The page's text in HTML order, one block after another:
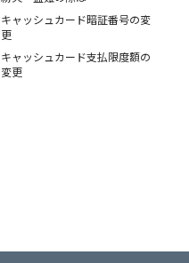
キャッシュカード暗証番号の変
更
キャッシュカード支払限度額の
変更